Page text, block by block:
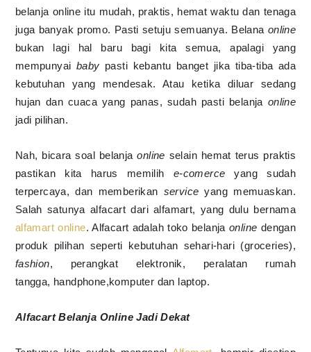
belanja online itu mudah, praktis, hemat waktu dan tenaga
juga banyak promo. Pasti setuju semuanya. Belana online
bukan lagi hal baru bagi kita semua, apalagi yang
mempunyai baby pasti kebantu banget jika tiba-tiba ada
kebutuhan yang mendesak. Atau ketika diluar sedang
hujan dan cuaca yang panas, sudah pasti belanja online
jadi pilihan.
Nah, bicara soal belanjaonline selain hemat terus praktis
pastikan kita harus memilih e-comerce yang sudah
terpercaya, dan memberikan service yang memuaskan.
Salah satunya alfacart dari alfamart, yang dulu bernama
alfamart online. Alfacart adalah toko belanjaonline dengan
produk pilihan seperti kebutuhan sehari-hari (groceries),
fashion, perangkat elektronik, peralatan rumah
tangga, handphone,komputer dan laptop.
Alfacart Belanja Online Jadi Dekat